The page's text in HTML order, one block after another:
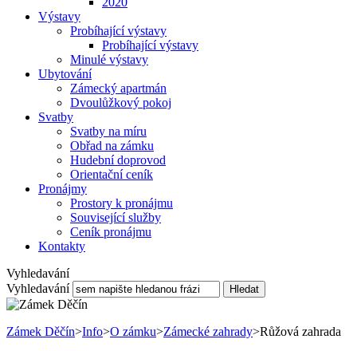
Výstavy
Probíhající výstavy
Probíhající výstavy
Minulé výstavy
Ubytování
Zámecký apartmán
Dvoulůžkový pokoj
Svatby
Svatby na míru
Obřad na zámku
Hudební doprovod
Orientační ceník
Pronájmy
Prostory k pronájmu
Související služby
Ceník pronájmu
Kontakty
Vyhledavání
Vyhledavání
Hledat
Zámek Děčín>Info>O zámku>Zámecké zahrady>Růžová zahrada